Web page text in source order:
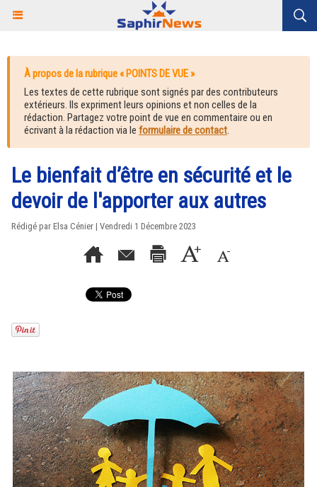
À propos de la rubrique « POINTS DE VUE »
Les textes de cette rubrique sont signés par des contributeurs
extérieurs. Ils expriment leurs opinions et non celles de la
rédaction. Partagez votre point de vue en commentaire ou en
écrivant à la rédaction via le formulaire de contact.
Le bienfait d’être en sécurité et le
devoir de l'apporter aux autres
Rédigé par Elsa Cénier | Vendredi 1 Décembre 2023